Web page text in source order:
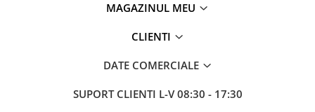
MAGAZINUL MEU
CLIENTI
DATE COMERCIALE
SUPORT CLIENTI L-V 08:30 - 17:30